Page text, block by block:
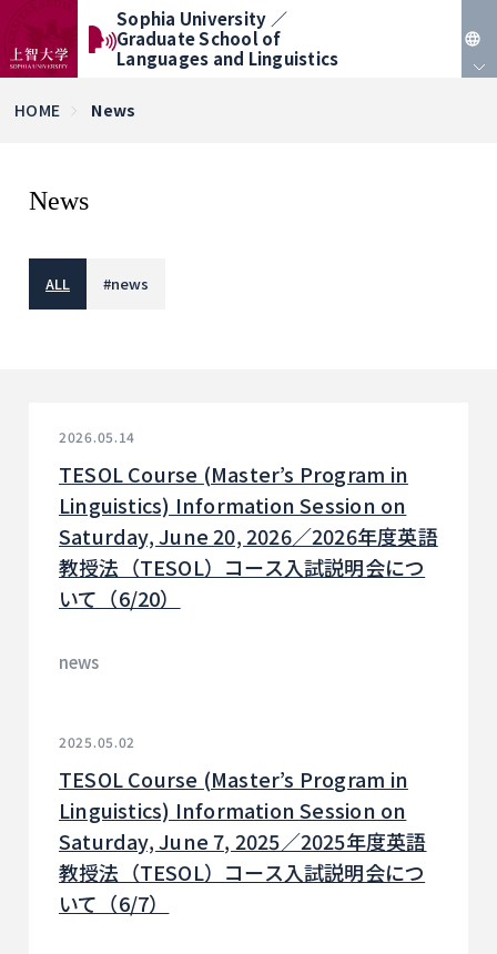
Sophia University ／
Graduate School of
Languages and Linguistics
HOME News
News
ALL #news
2026.05.14
TESOL Course (Master’s Program in
Linguistics) Information Session on
Saturday, June 20, 2026／2026年度英語
教授法（TESOL）コース入試説明会につ
いて（6/20）
news
2025.05.02
TESOL Course (Master’s Program in
Linguistics) Information Session on
Saturday, June 7, 2025／2025年度英語
教授法（TESOL）コース入試説明会につ
いて（6/7）